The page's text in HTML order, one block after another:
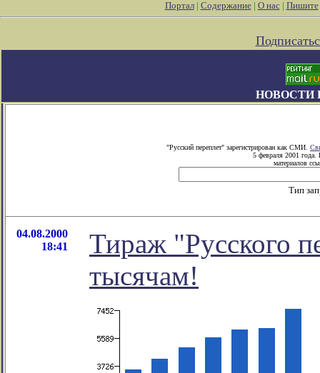
Портал| Содержание| О нас| Пишите
НОВОСТИ
"Русский переплет" зарегистрирован как СМИ.
5 февраля 2001 года.
материалов
Тип
04.08.2000
18:41
Тираж "Русского
тысячам!